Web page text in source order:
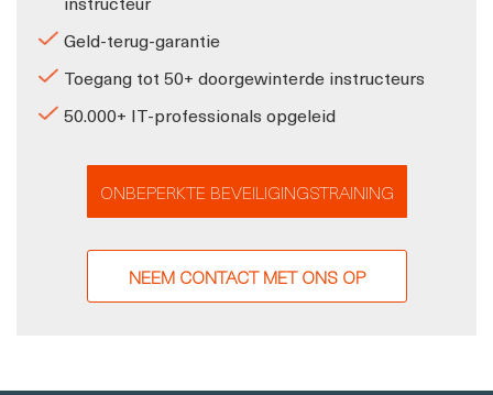
Geld-terug-garantie
Toegang tot 50+ doorgewinterde instructeurs
50.000+ IT-professionals opgeleid
ONBEPERKTE BEVEILIGINGSTRAINING
NEEM CONTACT MET ONS OP